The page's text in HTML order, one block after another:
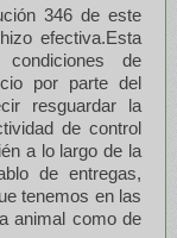
346 de este
efectiva.Esta
de
por parte del
resguardar la
de control
a lo largo de la
de entregas,
tenemos en las
animal como de